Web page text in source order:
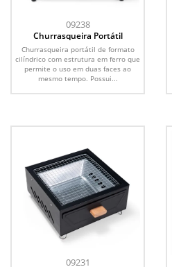
09238
Churrasqueira Portátil
Churrasqueira portátil de formato
cilíndrico com estrutura em ferro que
permite o uso em duas faces ao
mesmo tempo. Possui...
09231